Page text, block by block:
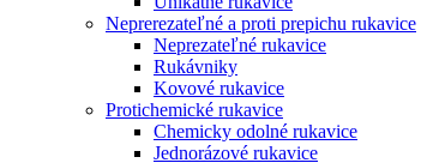
Neprerezateľné a proti prepichu rukavice
Neprezateľné rukavice
Rukávniky
Kovové rukavice
Protichemické rukavice
Chemicky odolné rukavice
Jednorázové rukavice